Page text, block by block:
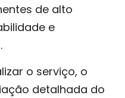
de alto
e
o serviço, o
detalhada do